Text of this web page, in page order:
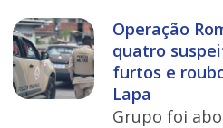
Operação
quatro
furtos e
Lapa
Grupo foi